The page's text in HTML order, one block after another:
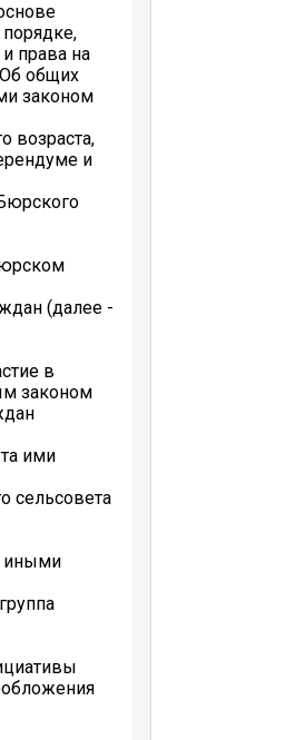
права на
общих
законом
возраста,
и
(далее -
в
законом
ими
сельсовета
иными